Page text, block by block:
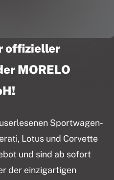
offizieller
MORELO
Sportwagen-
Lotus und Corvette
und sind ab sofort
der einzigartigen